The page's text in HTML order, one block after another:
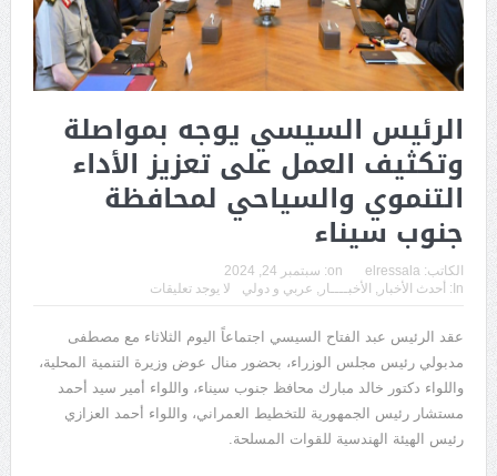
الرئيس السيسي يوجه بمواصلة
وتكثيف العمل على تعزيز الأداء
التنموي والسياحي لمحافظة
جنوب سيناء
الكاتب: elressala
on: سبتمبر 24, 2024
In:
أحدث الأخبار الأخبــــار عربي و دولي لا يوجد تعليقات
عقد الرئيس عبد الفتاح السيسي اجتماعاً اليوم الثلاثاء مع مصطفى
مدبولي رئيس مجلس الوزراء، بحضور منال عوض وزيرة التنمية المحلية،
واللواء دكتور خالد مبارك محافظ جنوب سيناء، واللواء أمير سيد أحمد
مستشار رئيس الجمهورية للتخطيط العمراني، واللواء أحمد العزازي
رئيس الهيئة الهندسية للقوات المسلحة.